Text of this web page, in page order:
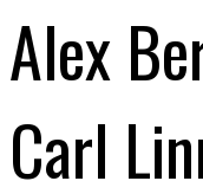
Alex
Carl